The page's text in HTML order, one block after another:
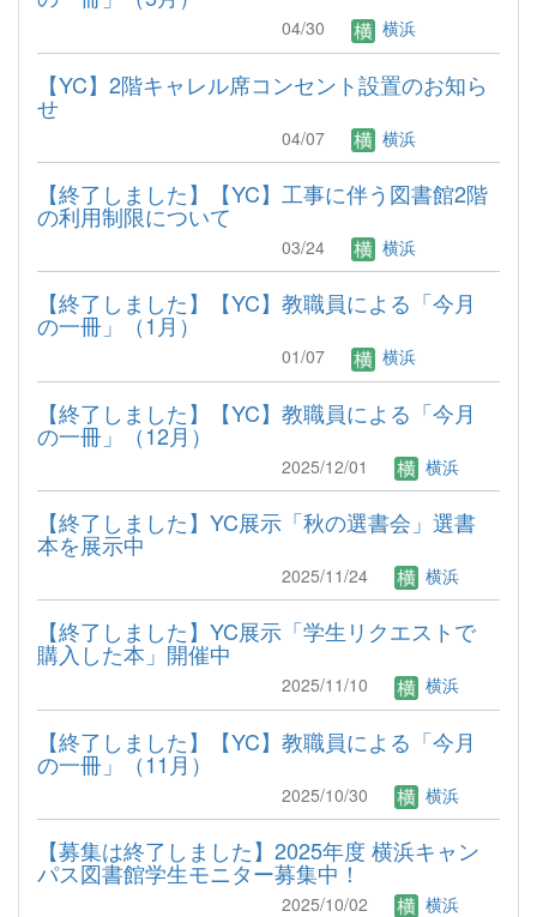
04/30 横浜
【YC】2階キャレル席コンセント設置のお知ら
せ
04/07 横浜
【終了しました】【YC】工事に伴う図書館2階
の利用制限について
03/24 横浜
【終了しました】【YC】教職員による「今月
の一冊」（1月）
01/07 横浜
【終了しました】【YC】教職員による「今月
の一冊」（12月）
2025/12/01 横浜
【終了しました】YC展示「秋の選書会」選書
本を展示中
2025/11/24 横浜
【終了しました】YC展示「学生リクエストで
購入した本」開催中
2025/11/10 横浜
【終了しました】【YC】教職員による「今月
の一冊」（11月）
2025/10/30 横浜
【募集は終了しました】2025年度 横浜キャン
パス図書館学生モニター募集中！
2025/10/02 横浜